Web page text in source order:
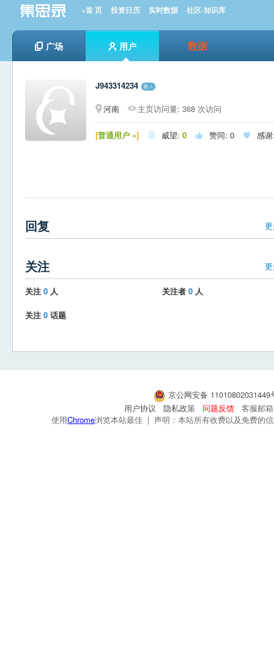
»首 页 投资日历 实时数据 社区-知识库
广场 用户 数据
J943314234
河南
主页访问量: 368 次访问
[普通用户 »]  威望: 0  赞同: 0  感
回复
关注
关注 0 人 关注者 0 人
关注 0 话题
京公网安备
用户协议
隐私政策 问题反馈
客服邮
使用Chrome浏览本站最佳 | 声明：本站所有收费以及免费的